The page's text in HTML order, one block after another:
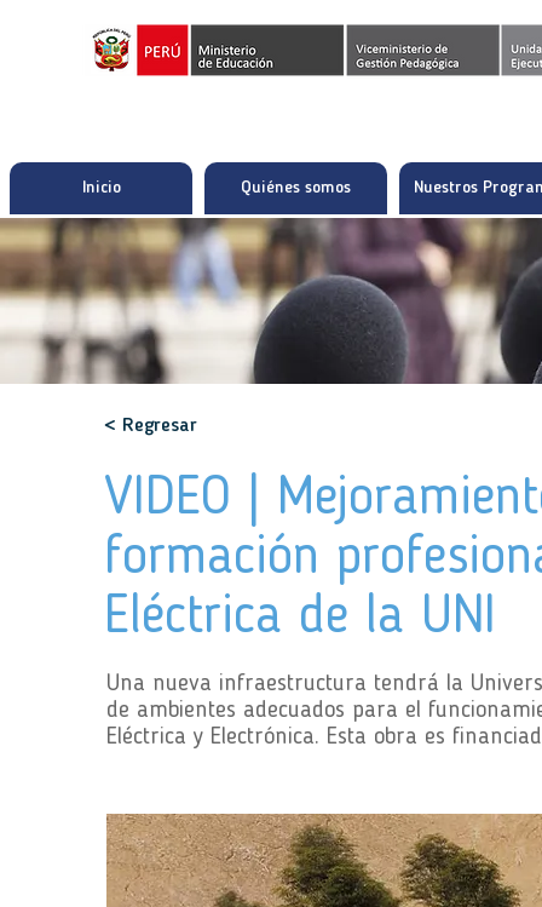
Inicio Quiénes somos Nuestros
< Regresar
VIDEO |
formación
Eléctrica de la UNI
Una nueva infraestructura tendrá la
de ambientes adecuados para el
Eléctrica y Electrónica. Esta obra es